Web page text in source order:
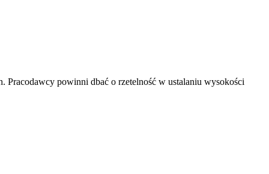
powinni dbać o rzetelność w ustalaniu wysokości